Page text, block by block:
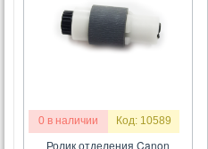
0 в наличии Код: 10589
Ролик отделения Canon